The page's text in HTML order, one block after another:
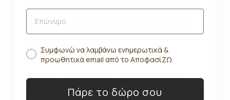
ομορφιάς και ελπίδας και πραγμάτωσης
εκείνων των ονείρων που κρατάμε μέσα
μας και τόσο αγαπάμε!
Κι έτσι, σαν παιχνίδι, ας κάνουμε όλοι
χώρο στην καρδιά μας για να μπει μια
Συμφωνώ να λαμβάνω ενημερωτικά &
προωθητικά email από το ΑποφασίΖΩ
Πάρε το δώρο σου